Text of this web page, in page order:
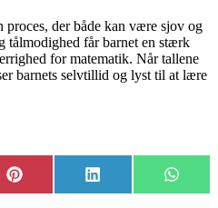
der både kan være sjov og
tålmodighed får barnet en stærk
for matematik. Når tallene
barnets selvtillid og lyst til at lære
Share
on
Pinterest
Share
on
LinkedIn
Share
on